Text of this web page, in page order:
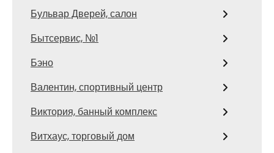
Бульвар Дверей, салон
Бытсервис, №1
Бэно
Валентин, спортивный центр
Виктория, банный комплекс
Витхаус, торговый дом